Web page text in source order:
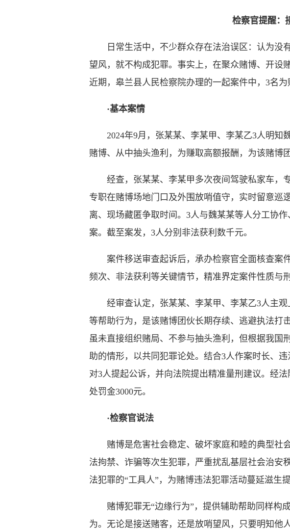
检察官提醒：
日常生活中，不少群众存在法治误区：认为没
望风，就不构成犯罪。事实上，在聚众赌博、开设
近期，皋兰县人民检察院办理的一起案件中，3名
·基本案情
2024年9月，张某某、李某甲、李某乙3人明知
赌博、从中抽头渔利，为赚取高额报酬，为该赌博
经查，张某某、李某甲多次夜间驾驶私家车，
专职在赌博场地门口及外围放哨值守，实时留意巡
离、现场藏匿争取时间。3人与魏某某等人分工协
案。截至案发，3人分别非法获利数千元。
案件移送审查起诉后，承办检察官全面核查案
频次、非法获利等关键情节，精准界定案件性质与
经审查认定，张某某、李某甲、李某乙3人主观
等帮助行为，是该赌博团伙长期存续、逃避执法打
虽未直接组织赌局、不参与抽头渔利，但根据我国
助的情形，以共同犯罪论处。结合3人作案时长、
对3人提起公诉，并向法院提出精准量刑建议。经
处罚金3000元。
·检察官说法
赌博是危害社会稳定、破坏家庭和睦的典型社
法拘禁、诈骗等次生犯罪，严重扰乱基层社会治安
法犯罪的“工具人”，为赌博违法犯罪活动蔓延滋生提
赌博犯罪无“边缘行为”，提供辅助帮助同样构
为。无论是接送赌客，还是放哨望风，只要明知他